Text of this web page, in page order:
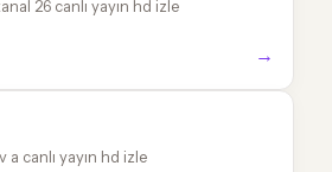
26 canlı yayın hd izle
→
a canlı yayın hd izle